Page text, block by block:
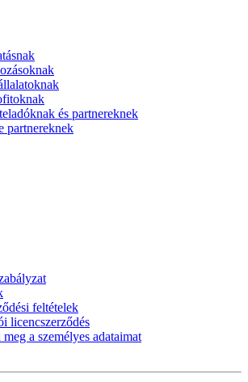
és partnereknek
partnereknek
feltételek
licencszerződés
a személyes adataimat